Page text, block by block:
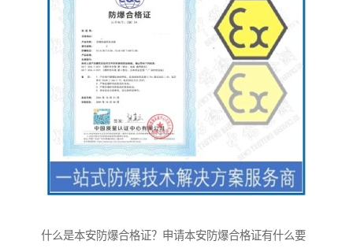
什么是本安防爆合格证？申请本安防爆合格证有什么要